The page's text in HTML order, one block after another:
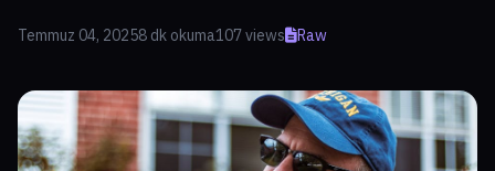
Temmuz 04, 20258 dk okuma107 views Raw